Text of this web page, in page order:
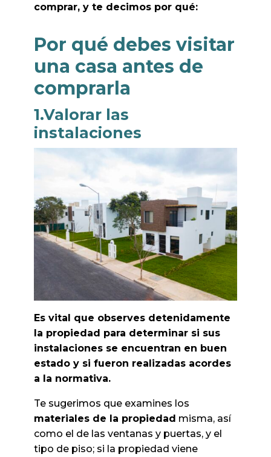
comprar, y te decimos por qué:
Por qué debes visitar
una casa antes de
comprarla
1.Valorar las
instalaciones
Es vital que observes detenidamente
la propiedad para determinar si sus
instalaciones se encuentran en buen
estado y si fueron realizadas acordes
a la normativa.
Te sugerimos que examines los
materiales de la propiedad misma, así
como el de las ventanas y puertas, y el
tipo de piso; si la propiedad viene